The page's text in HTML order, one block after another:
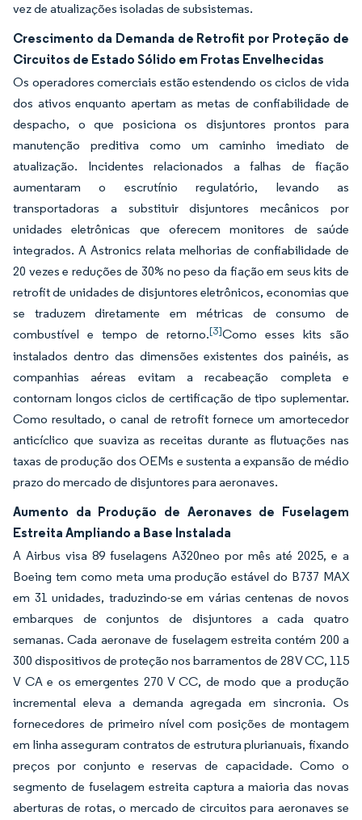
vez de atualizações isoladas de subsistemas.
Crescimento da Demanda de Retrofit por Proteção de
Circuitos de Estado Sólido em Frotas Envelhecidas
Os operadores comerciais estão estendendo os ciclos de vida
dos ativos enquanto apertam as metas de confiabilidade de
despacho, o que posiciona os disjuntores prontos para
manutenção preditiva como um caminho imediato de
atualização. Incidentes relacionados a falhas de fiação
aumentaram o escrutínio regulatório, levando as
transportadoras a substituir disjuntores mecânicos por
unidades eletrônicas que oferecem monitores de saúde
integrados. A Astronics relata melhorias de confiabilidade de
20 vezes e reduções de 30% no peso da fiação em seus kits de
retrofit de unidades de disjuntores eletrônicos, economias que
se traduzem diretamente em métricas de consumo de
combustível e tempo de retorno.[3]Como esses kits são
instalados dentro das dimensões existentes dos painéis, as
companhias aéreas evitam a recabeação completa e
contornam longos ciclos de certificação de tipo suplementar.
Como resultado, o canal de retrofit fornece um amortecedor
anticíclico que suaviza as receitas durante as flutuações nas
taxas de produção dos OEMs e sustenta a expansão de médio
prazo do mercado de disjuntores para aeronaves.
Aumento da Produção de Aeronaves de Fuselagem
Estreita Ampliando a Base Instalada
A Airbus visa 89 fuselagens A320neo por mês até 2025, e a
Boeing tem como meta uma produção estável do B737 MAX
em 31 unidades, traduzindo-se em várias centenas de novos
embarques de conjuntos de disjuntores a cada quatro
semanas. Cada aeronave de fuselagem estreita contém 200 a
300 dispositivos de proteção nos barramentos de 28 V CC, 115
V CA e os emergentes 270 V CC, de modo que a produção
incremental eleva a demanda agregada em sincronia. Os
fornecedores de primeiro nível com posições de montagem
em linha asseguram contratos de estrutura plurianuais, fixando
preços por conjunto e reservas de capacidade. Como o
segmento de fuselagem estreita captura a maioria das novas
aberturas de rotas, o mercado de circuitos para aeronaves se